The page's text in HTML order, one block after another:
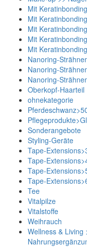
Mit
Mit
Mit
Mit
Mit
Nanoring-
Nanoring-
Nanoring-
Oberkopf-Haarteil
ohnekategorie
Sonderangebote
Styling-Geräte
Tape-
Tape-
Tape-
Tape-
Tee
Vitalpilze
Vitalstoffe
Weihrauch
Wellness & Living